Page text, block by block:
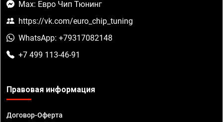
Max: Евро Чип Тюнинг
https://vk.com/euro_chip_tuning
WhatsApp: +79317082148
+7 499 113-46-91
Правовая информация
Договор-Оферта